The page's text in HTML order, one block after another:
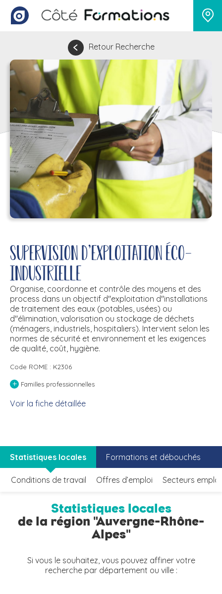
Retour Recherche
Supervision d'exploitation éco-
industrielle
Organise, coordonne et contrôle des moyens et des
process dans un objectif d''exploitation d''installations
de traitement des eaux (potables, usées) ou
d''élimination, valorisation ou stockage de déchets
(ménagers, industriels, hospitaliers). Intervient selon les
normes de sécurité et environnement et les exigences
de qualité, coût, hygiène.
Code ROME : K2306
+ Familles professionnelles
Voir la fiche détaillée
Statistiques locales Formations et débouchés
Conditions de travail Offres d’emploi Secteurs
Statistiques locales
de la région "Auvergne-Rhône-
Alpes"
Si vous le souhaitez, vous pouvez affiner votre
recherche par département ou ville :